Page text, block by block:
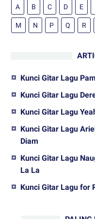
A B C D E
M N P Q R
Kunci Gitar Lagu
Kunci Gitar Lagu
Kunci Gitar Lagu
Kunci Gitar Lagu
Diam
Kunci Gitar Lagu
La La
Kunci Gitar Lagu for